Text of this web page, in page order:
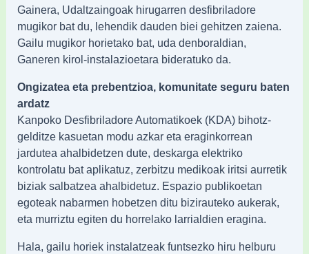
Gainera, Udaltzaingoak hirugarren desfibriladore
mugikor bat du, lehendik dauden biei gehitzen zaiena.
Gailu mugikor horietako bat, uda denboraldian,
Ganeren kirol-instalazioetara bideratuko da.
Ongizatea eta prebentzioa, komunitate seguru baten
ardatz
Kanpoko Desfibriladore Automatikoek (KDA) bihotz-
gelditze kasuetan modu azkar eta eraginkorrean
jardutea ahalbidetzen dute, deskarga elektriko
kontrolatu bat aplikatuz, zerbitzu medikoak iritsi aurretik
biziak salbatzea ahalbidetuz. Espazio publikoetan
egoteak nabarmen hobetzen ditu bizirauteko aukerak,
eta murriztu egiten du horrelako larrialdien eragina.
Hala, gailu horiek instalatzeak funtsezko hiru helburu